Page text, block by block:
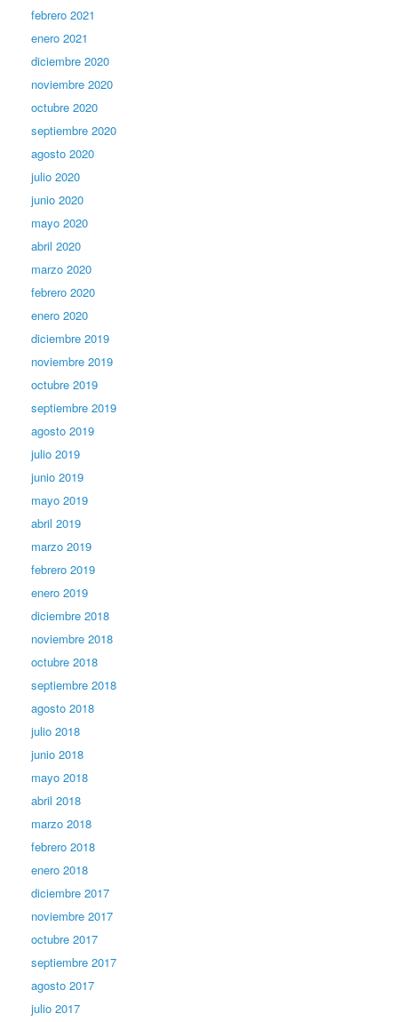
febrero 2021
enero 2021
diciembre 2020
noviembre 2020
octubre 2020
septiembre 2020
agosto 2020
julio 2020
junio 2020
mayo 2020
abril 2020
marzo 2020
febrero 2020
enero 2020
diciembre 2019
noviembre 2019
octubre 2019
septiembre 2019
agosto 2019
julio 2019
junio 2019
mayo 2019
abril 2019
marzo 2019
febrero 2019
enero 2019
diciembre 2018
noviembre 2018
octubre 2018
septiembre 2018
agosto 2018
julio 2018
junio 2018
mayo 2018
abril 2018
marzo 2018
febrero 2018
enero 2018
diciembre 2017
noviembre 2017
octubre 2017
septiembre 2017
agosto 2017
julio 2017